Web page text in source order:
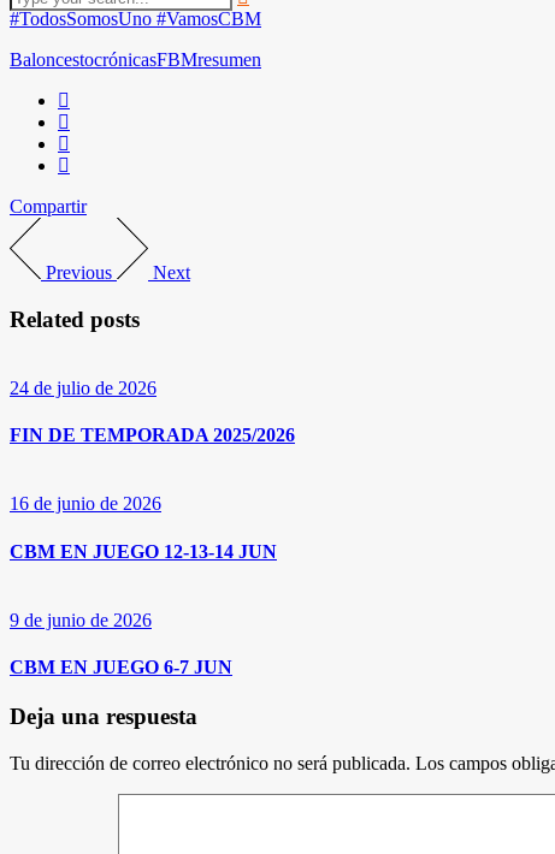
#TodosSomosUno #VamosCBM
BaloncestocrónicasFBMresumen
Compartir
Previous Next
Related posts
24 de julio de 2026
FIN DE TEMPORADA 2025/2026
16 de junio de 2026
CBM EN JUEGO 12-13-14 JUN
9 de junio de 2026
CBM EN JUEGO 6-7 JUN
Deja una respuesta
Tu dirección de correo electrónico no será publicada. Los campos